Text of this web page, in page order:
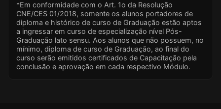
*Em conformidade com o Art. 1o da Resolução
CNE/CES 01/2018, somente os alunos portadores de
diploma e histórico de curso de Graduação estão aptos
a ingressar em curso de especialização nível Pós-
Graduação lato sensu. Aos alunos que não possuem, no
mínimo, diploma de curso de Graduação, ao final do
curso serão emitidos certificados de Capacitação pela
conclusão e aprovação em cada respectivo Módulo.